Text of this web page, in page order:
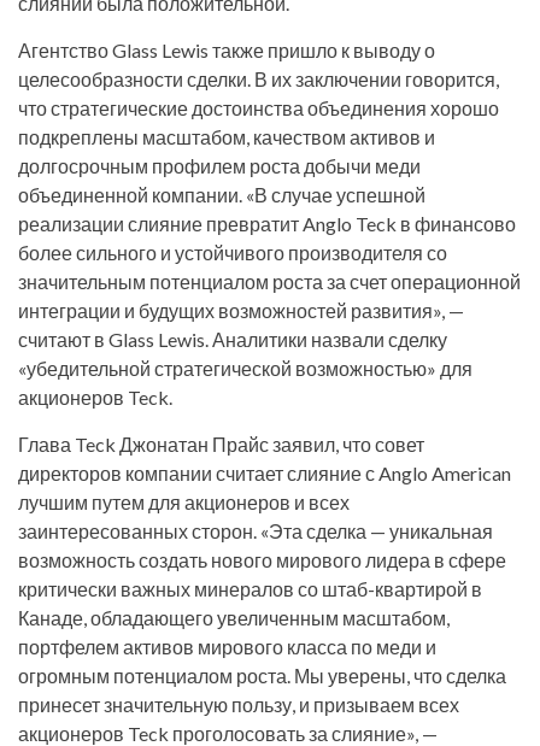
Агентство Glass Lewis также пришло к выводу о
целесообразности сделки. В их заключении говорится,
что стратегические достоинства объединения хорошо
подкреплены масштабом, качеством активов и
долгосрочным профилем роста добычи меди
объединенной компании. «В случае успешной
реализации слияние превратит Anglo Teck в финансово
более сильного и устойчивого производителя со
значительным потенциалом роста за счет операционной
интеграции и будущих возможностей развития», —
считают в Glass Lewis. Аналитики назвали сделку
«убедительной стратегической возможностью» для
акционеров Teck.
Глава Teck Джонатан Прайс заявил, что совет
директоров компании считает слияние с Anglo American
лучшим путем для акционеров и всех
заинтересованных сторон. «Эта сделка — уникальная
возможность создать нового мирового лидера в сфере
критически важных минералов со штаб-квартирой в
Канаде, обладающего увеличенным масштабом,
портфелем активов мирового класса по меди и
огромным потенциалом роста. Мы уверены, что сделка
принесет значительную пользу, и призываем всех
акционеров Teck проголосовать за слияние», —